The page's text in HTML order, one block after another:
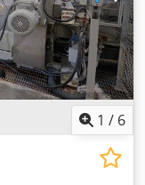
1 / 6